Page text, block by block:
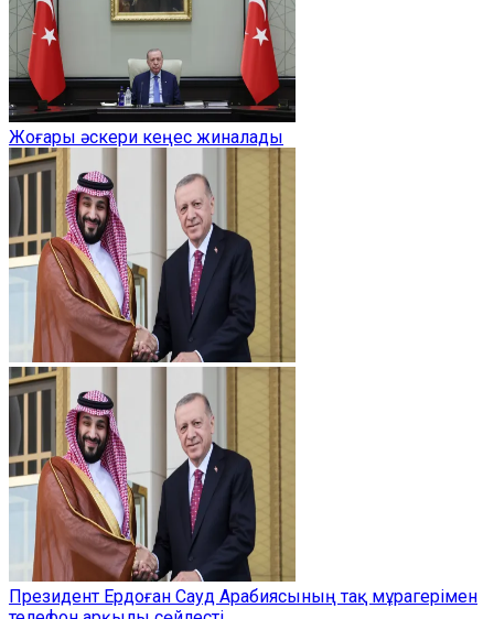
Жоғары әскери кеңес жиналады
Президент Ердоған Сауд Арабиясының тақ мұрагерімен